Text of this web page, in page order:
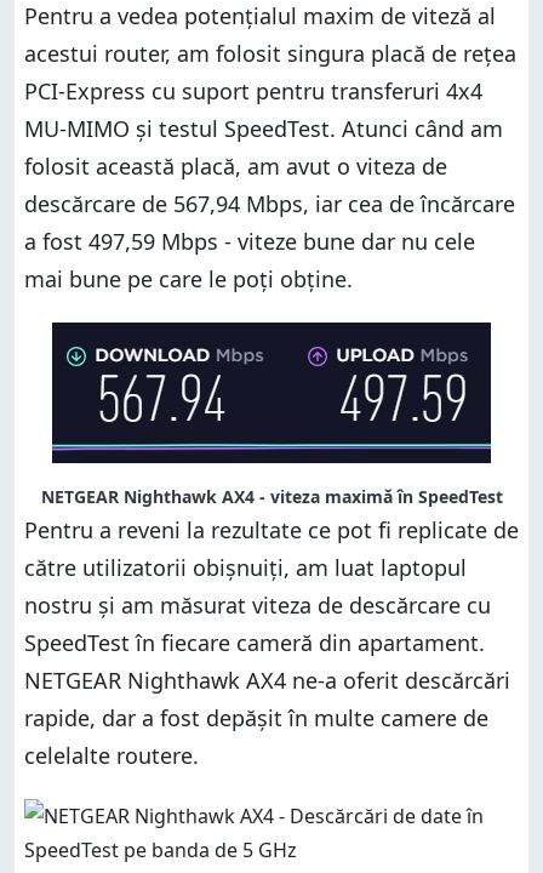
Pentru a vedea potențialul maxim de viteză al
acestui router, am folosit singura placă de rețea
PCI-Express cu suport pentru transferuri 4x4
MU-MIMO și testul SpeedTest. Atunci când am
folosit această placă, am avut o viteza de
descărcare de 567,94 Mbps, iar cea de încărcare
a fost 497,59 Mbps - viteze bune dar nu cele
mai bune pe care le poți obține.
NETGEAR Nighthawk AX4 - viteza maximă în SpeedTest
Pentru a reveni la rezultate ce pot fi replicate de
către utilizatorii obișnuiți, am luat laptopul
nostru și am măsurat viteza de descărcare cu
SpeedTest în fiecare cameră din apartament.
NETGEAR Nighthawk AX4 ne-a oferit descărcări
rapide, dar a fost depășit în multe camere de
celelalte routere.